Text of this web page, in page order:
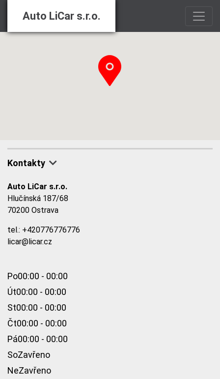
Auto LiCar s.r.o.
Kontakty
Auto LiCar s.r.o.
Hlučínská 187/68
70200 Ostrava
tel.: +420776776776
licar@licar.cz
Po00:00 - 00:00
Út00:00 - 00:00
St00:00 - 00:00
Čt00:00 - 00:00
Pá00:00 - 00:00
SoZavřeno
NeZavřeno